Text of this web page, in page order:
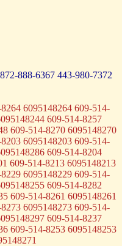
872-888-6367 443-980-7372
6095148264 609-514-
609-514-8257
609-514-8270 6095148270
6095148203 609-514-
609-514-8204
609-514-8213 6095148213
6095148229 609-514-
609-514-8282
609-514-8261 6095148261
6095148273 609-514-
609-514-8237
609-514-8253 6095148253